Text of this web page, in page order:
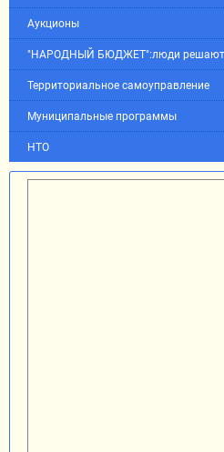
Аукционы
"НАРОДНЫЙ БЮДЖЕТ":люди решают-
Территориальное самоуправление
Муниципальные программы
НТО